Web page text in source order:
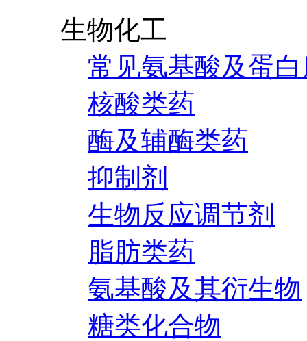
生物化工
常见氨基酸及蛋
核酸类药
酶及辅酶类药
抑制剂
生物反应调节剂
脂肪类药
氨基酸及其衍生物
糖类化合物